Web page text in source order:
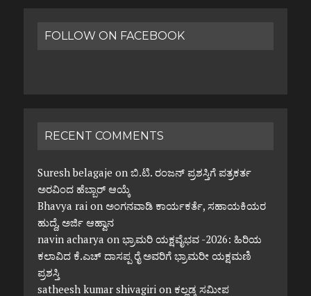
FOLLOW ON FACEBOOK
RECENT COMMENTS
Suresh belagaje on ಬಿ.ಟಿ. ರಂಜನ್ ಪ್ರಶಸ್ತಿಗೆ ಪತ್ರಕರ್ತ
ಅರವಿಂದ ಹೆಬ್ಬಾರ್ ಆಯ್ಕೆ
Bhavya raion ಅಂಗನವಾಡಿ ಕಾರ್ಯಕರ್ತೆ, ಸಹಾಯಕಿಯರ
ಹುದ್ದೆ, ಅರ್ಜಿ ಆಹ್ವಾನ
navin acharya on ಭ್ರಾಮರಿ ಯಕ್ಷವೈಭವ -2026: ಹಿರಿಯ
ಕಲಾವಿದ ಕೆ.ಎಚ್ ದಾಸಪ್ಪ ರೈ ಅವರಿಗೆ ಭ್ರಾಮರೀ ಯಕ್ಷಮಣಿ
ಪ್ರಶಸ್ತಿ
satheesh kumar shivagirion ಕಲ್ಲಡ್ಕ ಸಮೀಪ